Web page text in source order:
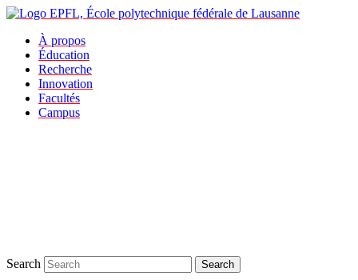
À propos
Éducation
Recherche
Innovation
Facultés
Campus
Search Search